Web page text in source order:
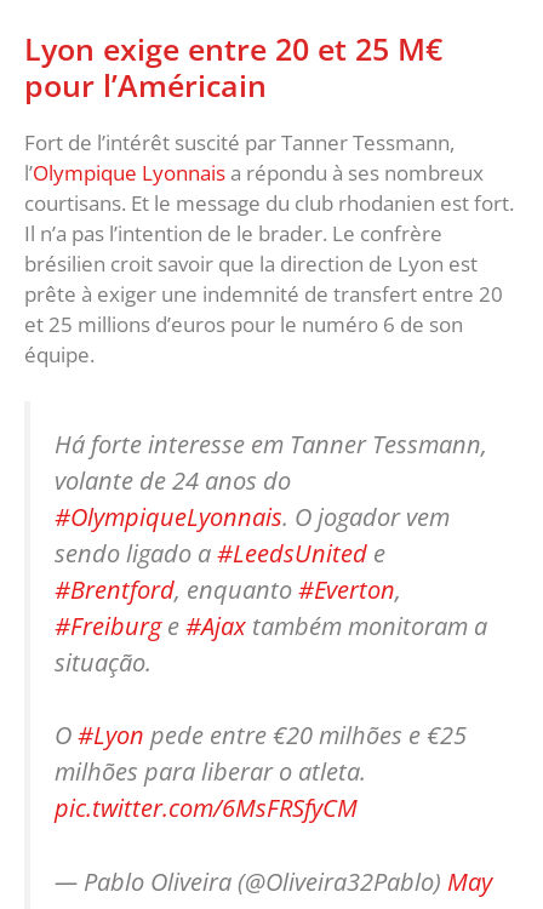
Lyon exige entre 20 et 25 M€
pour l’Américain
Fort de l’intérêt suscité par Tanner Tessmann,
l’Olympique Lyonnaisa répondu à ses nombreux
courtisans. Et le message du club rhodanien est fort.
Il n’a pas l’intention de le brader. Le confrère
brésilien croit savoir que la direction de Lyon est
prête à exiger une indemnité de transfert entre 20
et 25 millions d’euros pour le numéro 6 de son
équipe.
Há forte interesse em Tanner Tessmann,
volante de 24 anos do
#OlympiqueLyonnais. O jogador vem
sendo ligado a#LeedsUnited e
#Brentford, enquanto#Everton,
#Freiburge#Ajax também monitoram a
situação.
O#Lyon pede entre €20 milhões e €25
milhões para liberar o atleta.
pic.twitter.com/6MsFRSfyCM
— Pablo Oliveira (@Oliveira32Pablo) May